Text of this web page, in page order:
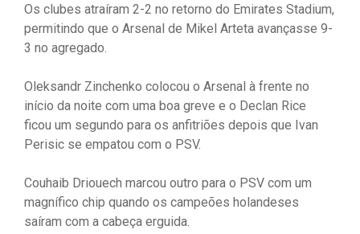
Os clubes atraíram 2-2 no retorno do Emirates Stadium,
permitindo que o Arsenal de Mikel Arteta avançasse 9-
3 no agregado.
Oleksandr Zinchenko colocou o Arsenal à frente no
início da noite com uma boa greve e o Declan Rice
ficou um segundo para os anfitriões depois que Ivan
Perisic se empatou com o PSV.
Couhaib Driouech marcou outro para o PSV com um
magnífico chip quando os campeões holandeses
saíram com a cabeça erguida.